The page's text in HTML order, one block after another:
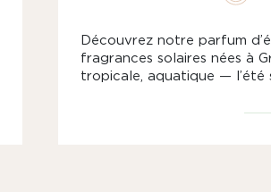
Découvrez notre parfum
fragrances solaires nées à
tropicale, aquatique — l’été